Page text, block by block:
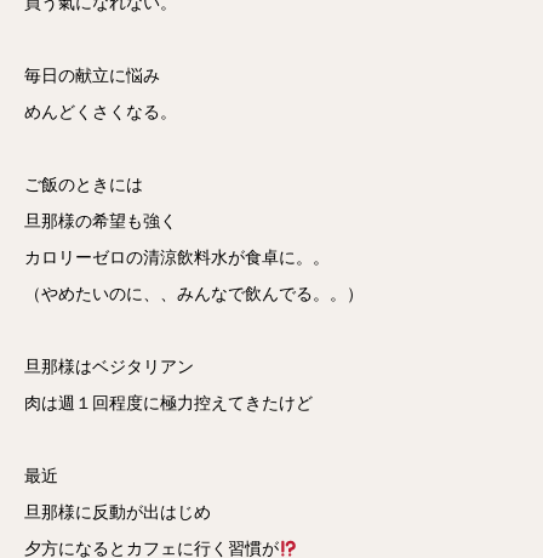
毎日の献立に悩み
めんどくさくなる。
ご飯のときには
旦那様の希望も強く
カロリーゼロの清涼飲料水が食卓に。。
（やめたいのに、、みんなで飲んでる。。）
旦那様はベジタリアン
肉は週１回程度に極力控えてきたけど
最近
旦那様に反動が出はじめ
夕方になるとカフェに行く習慣が